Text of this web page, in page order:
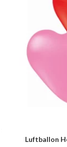
Luftballon